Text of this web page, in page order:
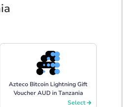
Azteco Bitcoin Lightning Gift
Voucher AUD in Tanzania
Select